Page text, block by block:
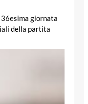
giornata
della partita